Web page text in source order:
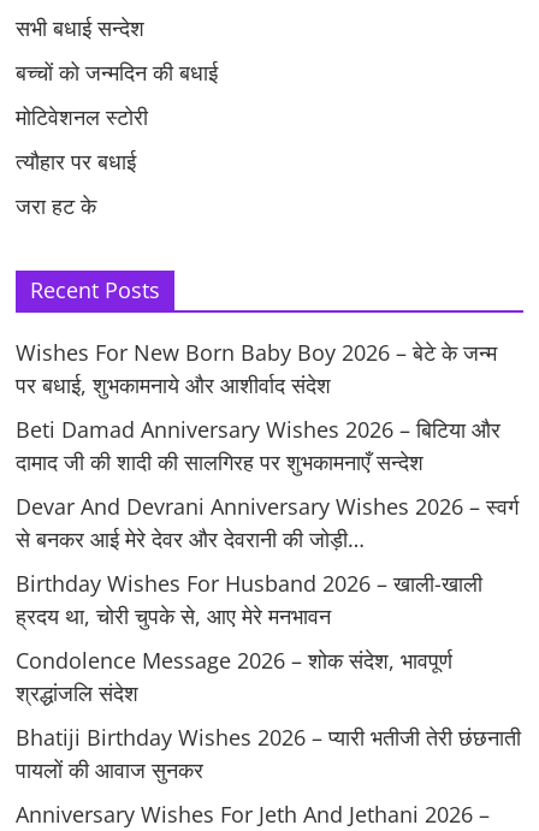
सभी बधाई सन्देश
बच्चों को जन्मदिन की बधाई
मोटिवेशनल स्टोरी
त्यौहार पर बधाई
जरा हट के
Recent Posts
Wishes For New Born Baby Boy 2026 – बेटे के जन्म
पर बधाई, शुभकामनाये और आशीर्वाद संदेश
Beti Damad Anniversary Wishes 2026 – बिटिया और
दामाद जी की शादी की सालगिरह पर शुभकामनाएँ सन्देश
Devar And Devrani Anniversary Wishes 2026 – स्वर्ग
से बनकर आई मेरे देवर और देवरानी की जोड़ी…
Birthday Wishes For Husband 2026 – खाली-खाली
ह्रदय था, चोरी चुपके से, आए मेरे मनभावन
Condolence Message 2026 – शोक संदेश, भावपूर्ण
श्रद्धांजलि संदेश
Bhatiji Birthday Wishes 2026 – प्यारी भतीजी तेरी छंछनाती
पायलों की आवाज सुनकर
Anniversary Wishes For Jeth And Jethani 2026 –